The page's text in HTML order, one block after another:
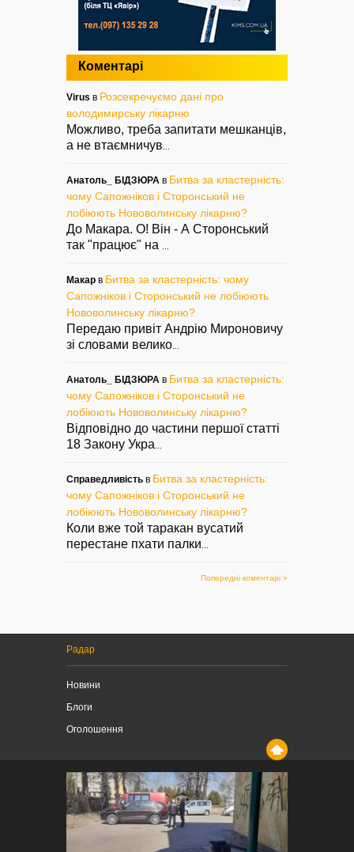
Коментарі
Virus в Розсекречуємо дані про
володимирську лікарню
Можливо, треба запитати мешканців,
а не втаємничув
Анатоль_ БІДЗЮРА в Битва за кластерність:
чому Сапожніков і Сторонський не
лобіюють Нововолинську лікарню?
До Макара. О! Він - А Сторонський
так "працює" на
Макар в Битва за кластерність: чому
Сапожніков і Сторонський не лобіюють
Нововолинську лікарню?
Передаю привіт Андрію Мироновичу
зі словами велико
Анатоль_ БІДЗЮРА в Битва за кластерність:
чому Сапожніков і Сторонський не
лобіюють Нововолинську лікарню?
Відповідно до частини першої статті
18 Закону Укра
Справедливість в Битва за кластерність:
чому Сапожніков і Сторонський не
лобіюють Нововолинську лікарню?
Коли вже той таракан вусатий
перестане пхати палки
Попередні коментарі »
Радар
Новини
Блоги
Оголошення